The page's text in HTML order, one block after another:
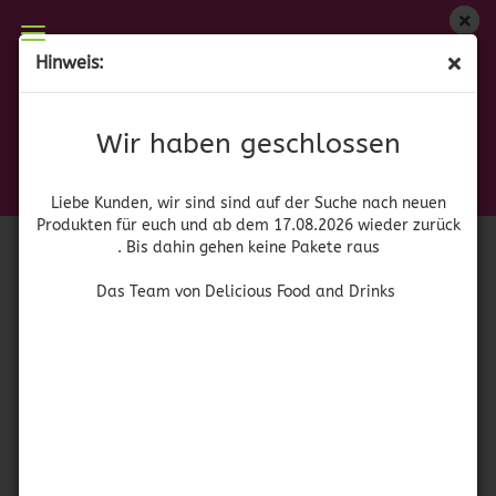
Hinweis:
Wir haben geschlossen
Liebe Kunden, wir sind sind auf der Suche nach neuen
Produkten für euch und ab dem 17.08.2026 wieder zurück
. Bis dahin gehen keine Pakete raus
Das Team von Delicious Food and Drinks
Wir haben geschlossen
zurück. Bis dahin gehen keine Pakete raus
Das Team von Delicious Food and Drinks
41886)